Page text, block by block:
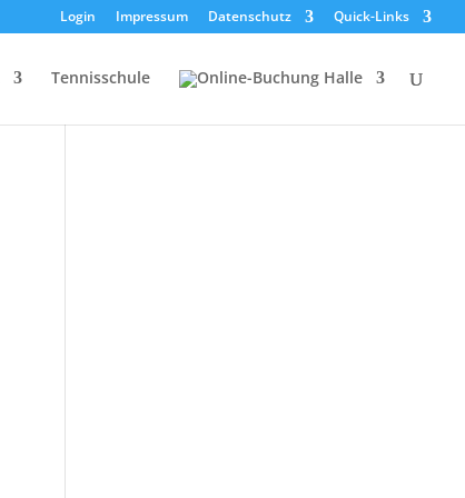
Login Impressum Datenschutz Quick-Links
Tennisschule